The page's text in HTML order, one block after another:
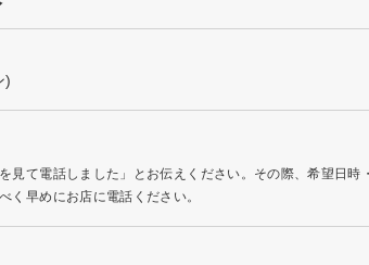
)
見て電話しました」とお伝えください。その際、希望日時
く早めにお店に電話ください。